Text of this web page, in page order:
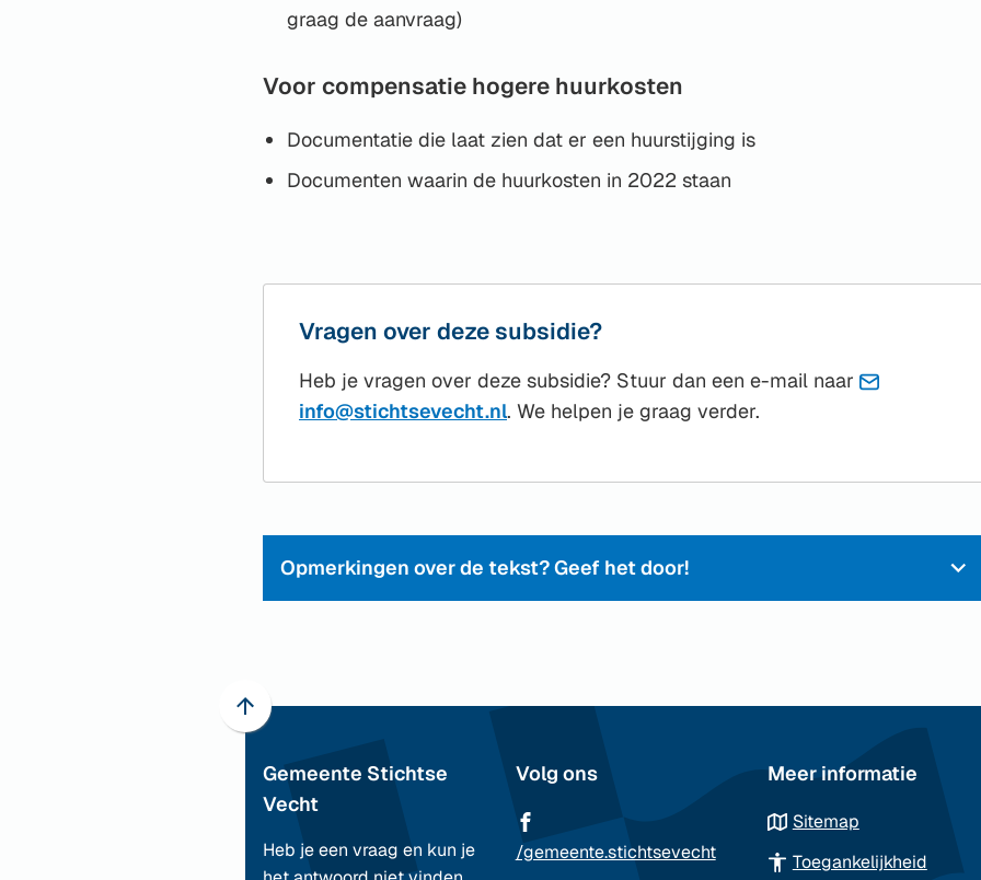
graag de aanvraag)
Voor compensatie hogere huurkosten
Documentatie die laat zien dat er een huurstijging is
Documenten waarin de huurkosten in 2022 staan
Vragen over deze subsidie?
Heb je vragen over deze subsidie? Stuur dan een e-mail naar
info@stichtsevecht.nl(Verwijst
mailadres)
. We helpen je graag verder.
Opmerkingen over de tekst? Geef het door!
Scroll
boven
naar
begin
Gemeente Stichtse
Vecht
Heb je een vraag en kun je
Volg ons
/gemeente.stichtsevecht(Verwijst
Meer informatie
Sitemap
Toegankelijkheid